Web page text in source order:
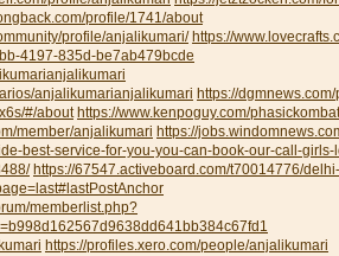
profile/1741/about
profile/anjalikumari/ https://
4197-835d-be7ab479bcde
anjalikumarianjalikumari https://
#/about https://www.kenpoguy.com/
member/anjalikumari https://
best-service-for-you-you-can-book-our-call-girls-
https://67547.activeboard.com/t70014776/
memberlist.php?
https://profiles.xero.com/people/anjalikumari